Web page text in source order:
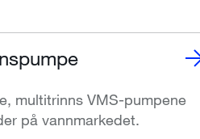
multitrinns VMS-pumpene
på vannmarkedet.